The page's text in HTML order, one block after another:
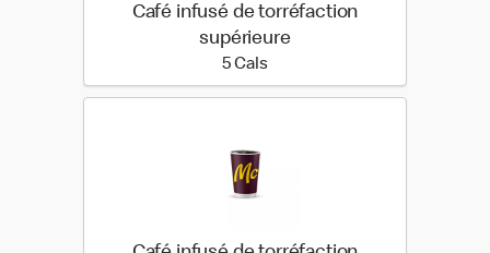
Café infusé de torréfaction
supérieure
5 Cals5 calories